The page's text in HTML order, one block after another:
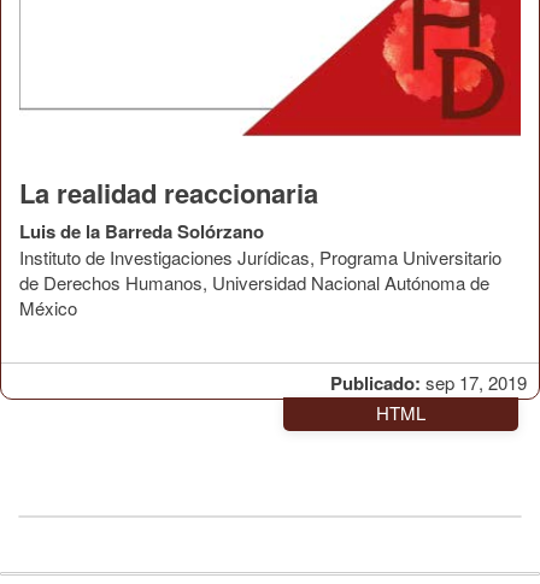
Publicado: sep 17, 2019
La realidad reaccionaria
Luis de la Barreda Solórzano
Instituto de Investigaciones Jurídicas, Programa Universitario
de Derechos Humanos, Universidad Nacional Autónoma de
México
HTML